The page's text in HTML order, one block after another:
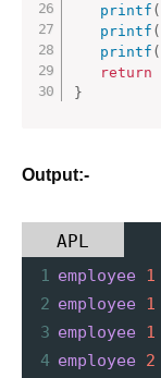
printf (
printf (
printf (
return
}
Output:-
APL
1 employee 1
2 employee 1
3 employee 1
4 employee 2